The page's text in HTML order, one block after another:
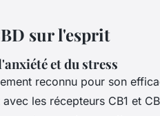
sur l'esprit
et du stress
reconnu pour son
avec les récepteurs CB1 et